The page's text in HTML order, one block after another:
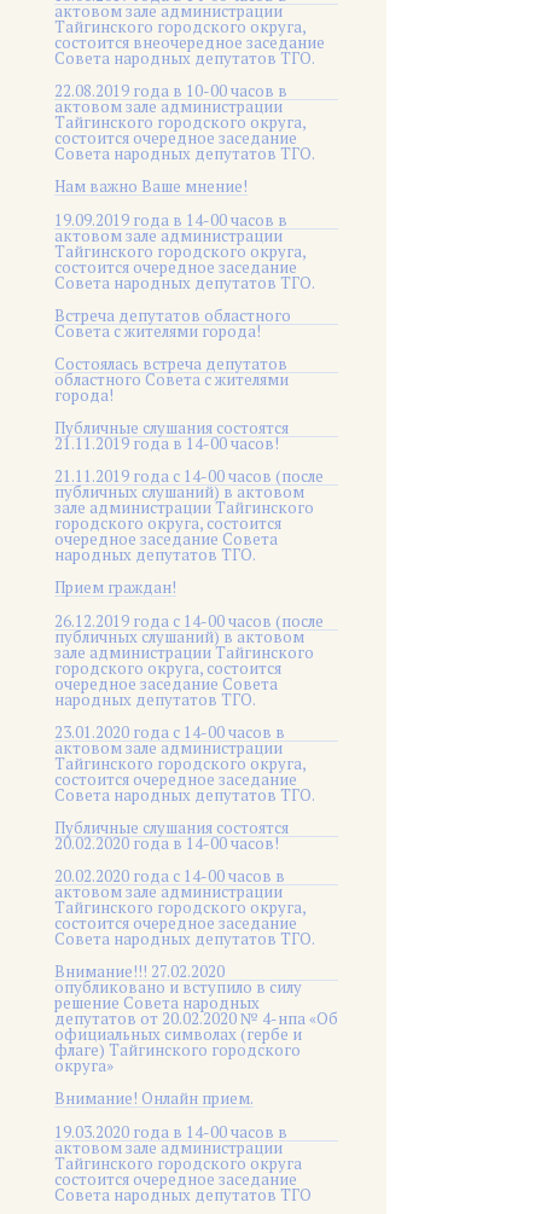
актовом зале администрации
Тайгинского городского округа,
состоится внеочередное заседание
Совета народных депутатов ТГО.
22.08.2019 года в 10-00 часов в
актовом зале администрации
Тайгинского городского округа,
состоится очередное заседание
Совета народных депутатов ТГО.
Нам важно Ваше мнение!
19.09.2019 года в 14-00 часов в
актовом зале администрации
Тайгинского городского округа,
состоится очередное заседание
Совета народных депутатов ТГО.
Встреча депутатов областного
Совета с жителями города!
Состоялась встреча депутатов
областного Совета с жителями
города!
Публичные слушания состоятся
21.11.2019 года в 14-00 часов!
21.11.2019 года с 14-00 часов (после
публичных слушаний) в актовом
зале администрации Тайгинского
городского округа, состоится
очередное заседание Совета
народных депутатов ТГО.
Прием граждан!
26.12.2019 года с 14-00 часов (после
публичных слушаний) в актовом
зале администрации Тайгинского
городского округа, состоится
очередное заседание Совета
народных депутатов ТГО.
23.01.2020 года с 14-00 часов в
актовом зале администрации
Тайгинского городского округа,
состоится очередное заседание
Совета народных депутатов ТГО.
Публичные слушания состоятся
20.02.2020 года в 14-00 часов!
20.02.2020 года с 14-00 часов в
актовом зале администрации
Тайгинского городского округа,
состоится очередное заседание
Совета народных депутатов ТГО.
Внимание!!! 27.02.2020
опубликовано и вступило в силу
решение Совета народных
депутатов от 20.02.2020 № 4-нпа «Об
официальных символах (гербе и
флаге) Тайгинского городского
округа»
Внимание! Онлайн прием.
19.03.2020 года в 14-00 часов в
актовом зале администрации
Тайгинского городского округа
состоится очередное заседание
Совета народных депутатов ТГО